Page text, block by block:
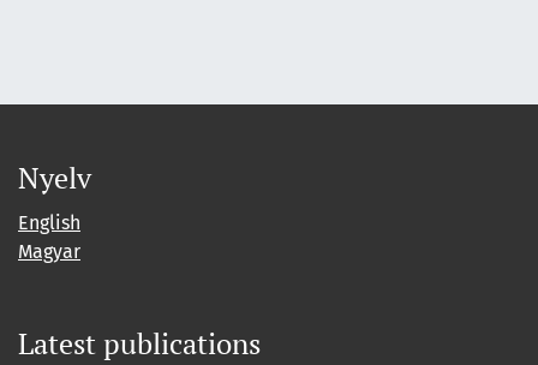
Nyelv
English
Magyar
Latest publications